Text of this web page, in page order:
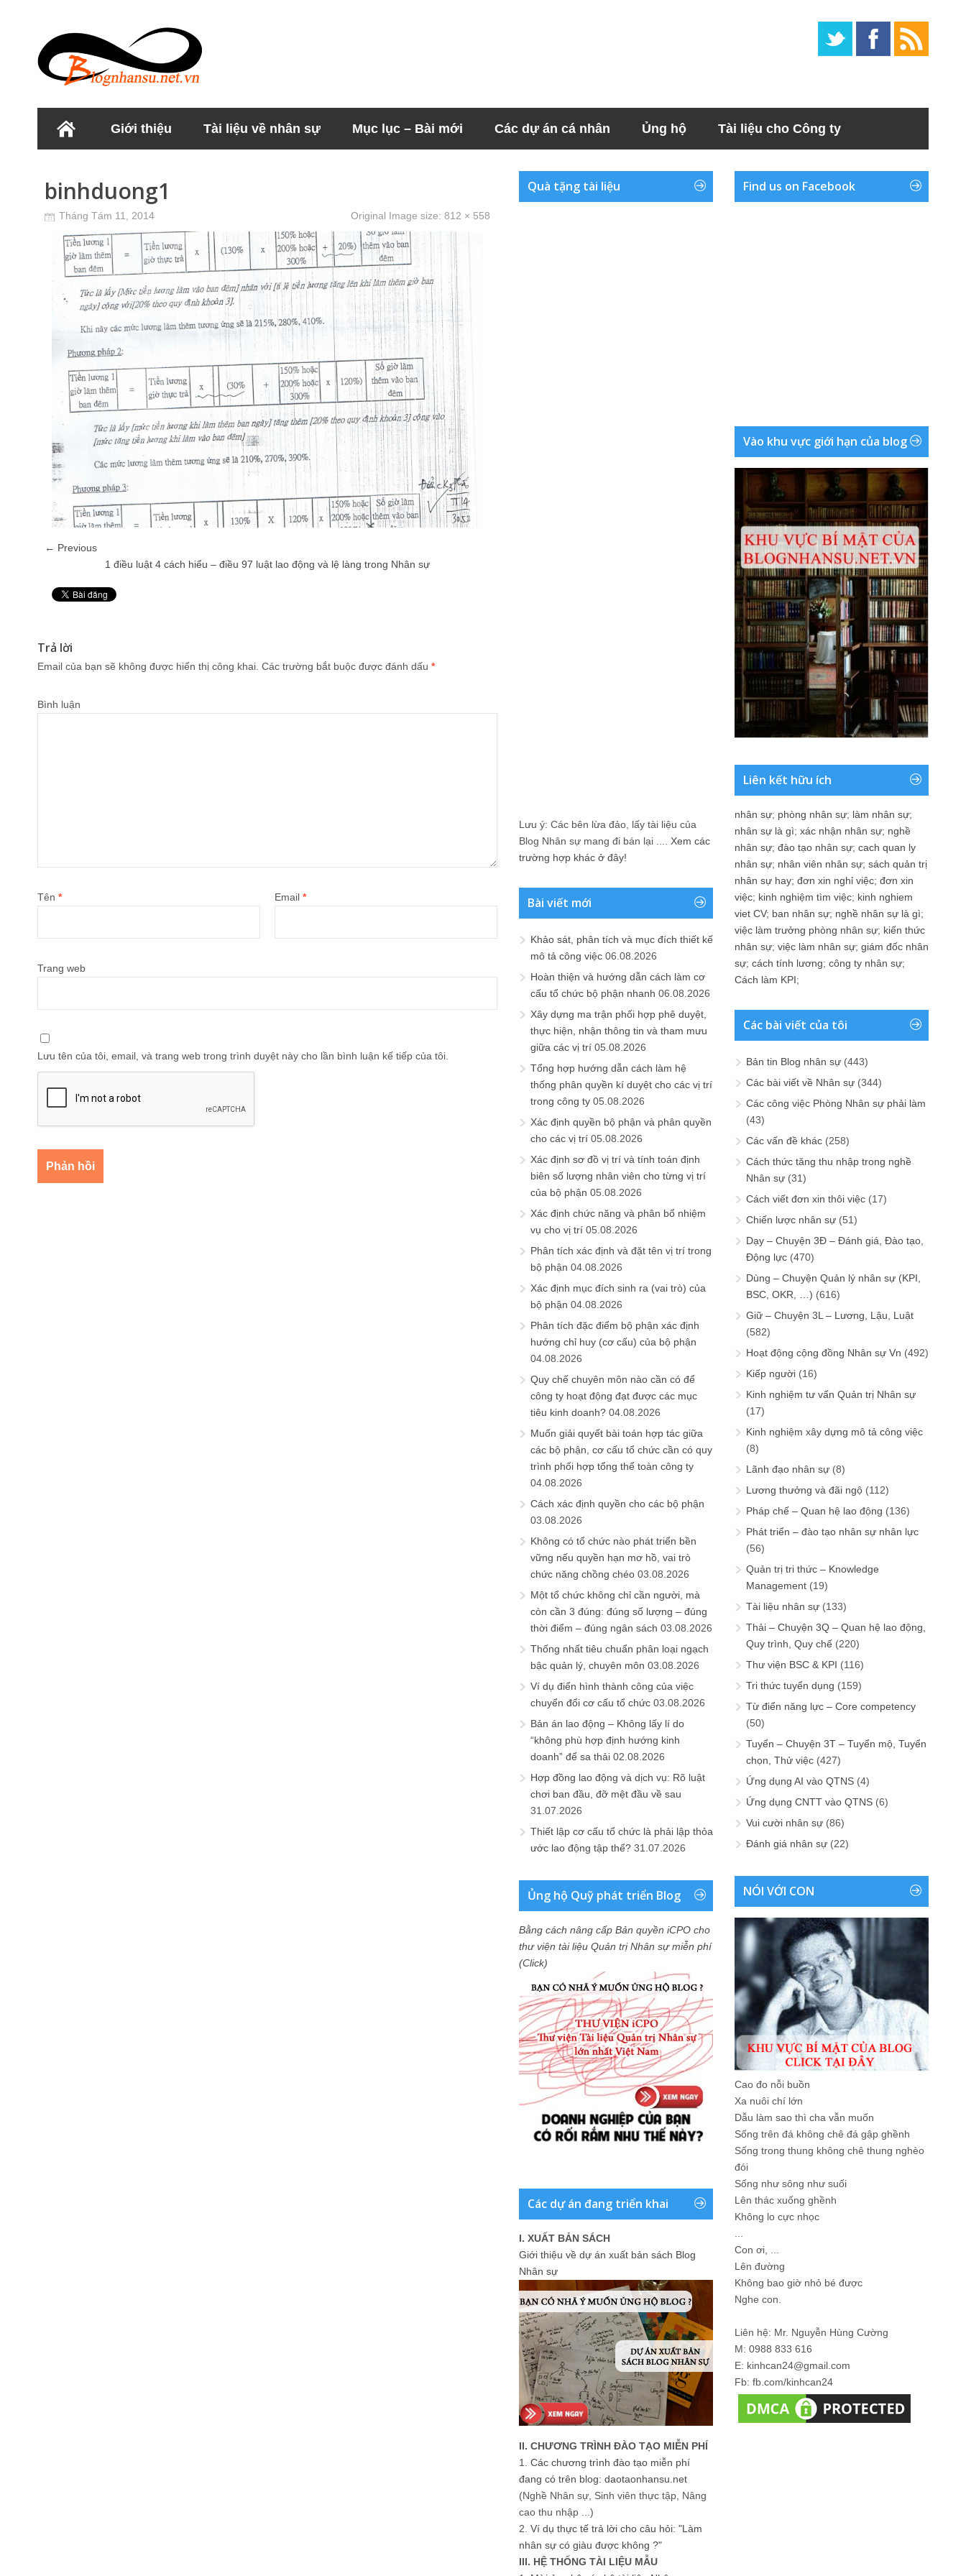
Giới thiệu Tài liệu về nhân sự Mục lục – Bài mới Các dự án cá nhân Ủng hộ Tài liệu cho Công ty
binhduong1
Tháng Tám 11, 2014 Original Image size: 812 × 558
← Previous
1 điều luật 4 cách hiểu – điều 97 luật lao động và lệ làng trong Nhân sự
Trả lời
Email của bạn sẽ không được hiển thị công khai. Các trường bắt buộc được đánh dấu *
Bình luận
Tên * Email *
Trang web
Lưu tên của tôi, email, và trang web trong trình duyệt này cho lần bình luận kế tiếp của tôi.
Quà tặng tài liệu
Lưu ý: Các bên lừa đảo, lấy tài liệu của
Blog Nhân sự mang đi bán lại .... Xem các
trường hợp khác ở đây!
Bài viết mới
Khảo sát, phân tích và mục đích thiết kế
mô tả công việc 06.08.2026
Hoàn thiện và hướng dẫn cách làm cơ
cấu tổ chức bộ phận nhanh 06.08.2026
Xây dựng ma trận phối hợp phê duyệt,
thực hiện, nhận thông tin và tham mưu
giữa các vị trí 05.08.2026
Tổng hợp hướng dẫn cách làm hệ
thống phân quyền kí duyệt cho các vị trí
trong công ty 05.08.2026
Xác định quyền bộ phận và phân quyền
cho các vị trí 05.08.2026
Xác định sơ đồ vị trí và tính toán định
biên số lượng nhân viên cho từng vị trí
của bộ phận 05.08.2026
Xác định chức năng và phân bổ nhiệm
vụ cho vị trí 05.08.2026
Phân tích xác định và đặt tên vị trí trong
bộ phận 04.08.2026
Xác định mục đích sinh ra (vai trò) của
bộ phận 04.08.2026
Phân tích đặc điểm bộ phận xác định
hướng chỉ huy (cơ cấu) của bộ phận
04.08.2026
Quy chế chuyên môn nào cần có để
công ty hoạt động đạt được các mục
tiêu kinh doanh? 04.08.2026
Muốn giải quyết bài toán hợp tác giữa
các bộ phận, cơ cấu tổ chức cần có quy
trình phối hợp tổng thể toàn công ty
04.08.2026
Cách xác định quyền cho các bộ phận
03.08.2026
Không có tổ chức nào phát triển bền
vững nếu quyền hạn mơ hồ, vai trò
chức năng chồng chéo 03.08.2026
Một tổ chức không chỉ cần người, mà
còn cần 3 đúng: đúng số lượng – đúng
thời điểm – đúng ngân sách 03.08.2026
Thống nhất tiêu chuẩn phân loại ngạch
bậc quản lý, chuyên môn 03.08.2026
Ví dụ điển hình thành công của việc
chuyển đổi cơ cấu tổ chức 03.08.2026
Bản án lao động – Không lấy lí do
“không phù hợp định hướng kinh
doanh” để sa thải 02.08.2026
Hợp đồng lao động và dịch vụ: Rõ luật
chơi ban đầu, đỡ mệt đầu về sau
31.07.2026
Thiết lập cơ cấu tổ chức là phải lập thỏa
ước lao động tập thể? 31.07.2026
Ủng hộ Quỹ phát triển Blog
Bằng cách nâng cấp Bản quyền iCPO cho
thư viện tài liệu Quản trị Nhân sự miễn phí
(Click)
Các dự án đang triển khai
I. XUẤT BẢN SÁCH
Giới thiệu về dự án xuất bản sách Blog
Nhân sự
II. CHƯƠNG TRÌNH ĐÀO TẠO MIỄN PHÍ
1. Các chương trình đào tạo miễn phí
đang có trên blog: daotaonhansu.net
(Nghề Nhân sự, Sinh viên thực tập, Nâng
cao thu nhập ...)
2. Ví dụ thực tế trả lời cho câu hỏi: "Làm
nhân sự có giàu được không ?"
III. HỆ THỐNG TÀI LIỆU MẪU
Find us on Facebook
Vào khu vực giới hạn của blog
Liên kết hữu ích
nhân sự; phòng nhân sự; làm nhân sự;
nhân sự là gì; xác nhận nhân sự; nghề
nhân sự; đào tạo nhân sự; cach quan ly
nhân sự; nhân viên nhân sự; sách quản trị
nhân sự hay; đơn xin nghỉ việc; đơn xin
việc; kinh nghiệm tìm việc; kinh nghiem
viet CV; ban nhân sự; nghề nhân sự là gì;
việc làm trưởng phòng nhân sự; kiến thức
nhân sự; việc làm nhân sự; giám đốc nhân
sự; cách tính lương; công ty nhân sự;
Cách làm KPI;
Các bài viết của tôi
Bản tin Blog nhân sự (443)
Các bài viết về Nhân sự (344)
Các công việc Phòng Nhân sự phải làm
(43)
Các vấn đề khác (258)
Cách thức tăng thu nhập trong nghề
Nhân sự (31)
Cách viết đơn xin thôi việc (17)
Chiến lược nhân sự (51)
Dạy – Chuyện 3Đ – Đánh giá, Đào tạo,
Động lực (470)
Dùng – Chuyện Quản lý nhân sự (KPI,
BSC, OKR, …) (616)
Giữ – Chuyện 3L – Lương, Lậu, Luật
(582)
Hoạt động cộng đồng Nhân sự Vn (492)
Kiếp người (16)
Kinh nghiệm tư vấn Quản trị Nhân sự
(17)
Kinh nghiệm xây dựng mô tả công việc
(8)
Lãnh đạo nhân sự (8)
Lương thưởng và đãi ngộ (112)
Pháp chế – Quan hệ lao động (136)
Phát triển – đào tạo nhân sự nhân lực
(56)
Quản trị tri thức – Knowledge
Management (19)
Tài liệu nhân sự (133)
Thải – Chuyện 3Q – Quan hệ lao động,
Quy trình, Quy chế (220)
Thư viện BSC & KPI (116)
Tri thức tuyển dụng (159)
Từ điển năng lực – Core competency
(50)
Tuyển – Chuyện 3T – Tuyển mộ, Tuyển
chọn, Thử việc (427)
Ứng dụng AI vào QTNS (4)
Ứng dụng CNTT vào QTNS (6)
Vui cười nhân sự (86)
Đánh giá nhân sự (22)
NÓI VỚI CON
Cao đo nỗi buồn
Xa nuôi chí lớn
Dẫu làm sao thì cha vẫn muốn
Sống trên đá không chê đá gập ghềnh
Sống trong thung không chê thung nghèo
đói
Sống như sông như suối
Lên thác xuống ghềnh
Không lo cực nhọc
Con ơi, ...
Lên đường
Không bao giờ nhỏ bé được
Nghe con.
Liên hệ: Mr. Nguyễn Hùng Cường
M: 0988 833 616
E: kinhcan24@gmail.com
Fb: fb.com/kinhcan24